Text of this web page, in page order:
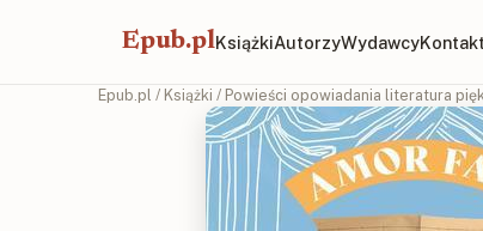
Epub.plKsiążkiAutorzyWydawcyKontakt
Epub.pl / Książki / Powieści opowiadania literatura